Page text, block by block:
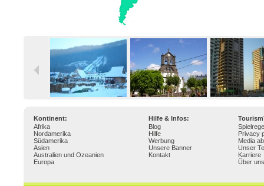
Kontinent: Hilfe & Infos:
Afrika
Nordamerika
Südamerika
Asien
Australien und Ozeanien
Europa
Blog
Hilfe
Werbung
Unsere Banner
Kontakt
Privacy
Media
Unser
Karriere
Über uns